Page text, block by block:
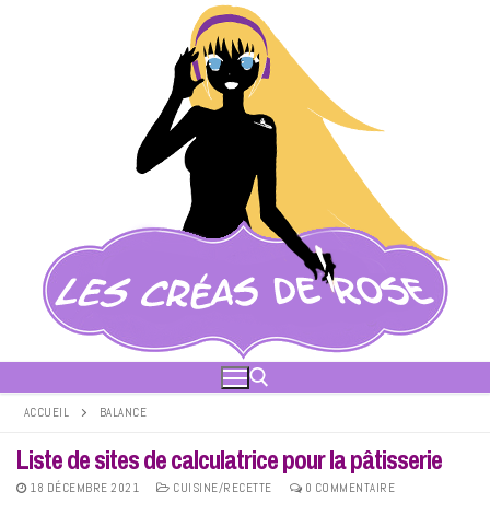
ACCUEIL BALANCE
Liste de sites de calculatrice pour la pâtisserie
18 DÉCEMBRE 2021 CUISINE/RECETTE 0 COMMENTAIRE